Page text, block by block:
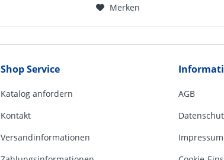
Merken
Shop Service
Katalog anfordern
Kontakt
Versandinformationen
AGB
Impressum